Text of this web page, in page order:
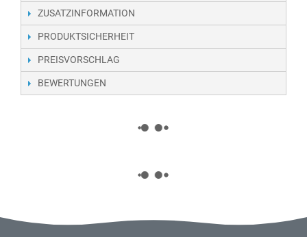
ZUSATZINFORMATION
PRODUKTSICHERHEIT
PREISVORSCHLAG
BEWERTUNGEN